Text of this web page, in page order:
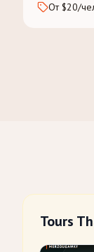
От $20/
Tours